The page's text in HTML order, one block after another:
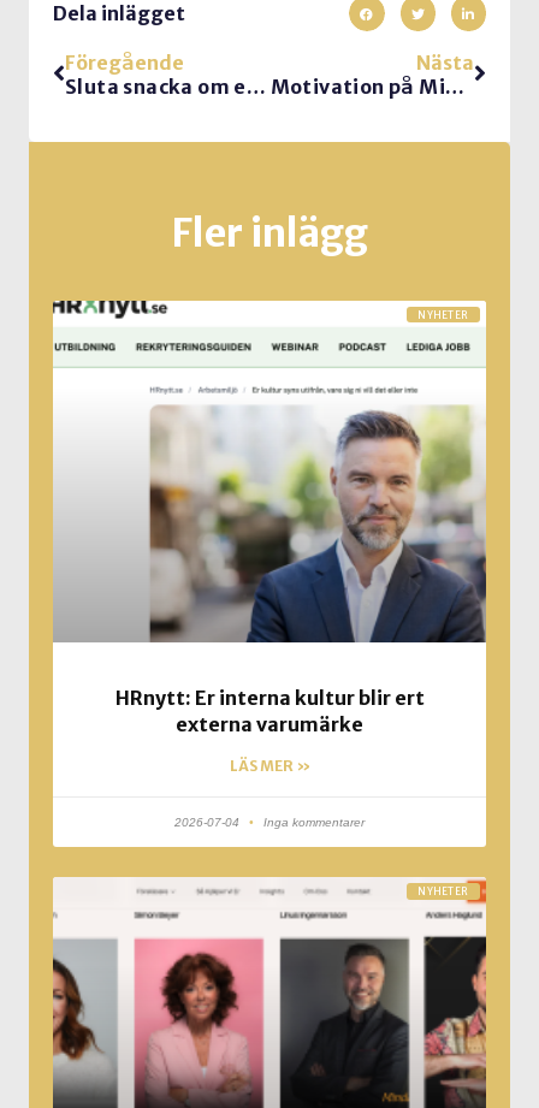
Dela inlägget
Föregående
Sluta snacka om effektiva möten
Nästa
Motivation på Mix Megapol
Fler inlägg
NYHETER
HRnytt: Er interna kultur blir ert
externa varumärke
LÄS MER »
2026-07-04 Inga kommentarer
NYHETER